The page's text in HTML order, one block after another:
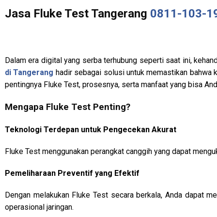
Jasa Fluke Test Tangerang 0811-103-
Dalam era digital yang serba terhubung seperti saat ini,
di Tangerang hadir sebagai solusi untuk memastikan bahwa
pentingnya Fluke Test, prosesnya, serta manfaat yang bisa
Mengapa Fluke Test Penting?
Teknologi Terdepan untuk Pengecekan Akurat
Fluke Test menggunakan perangkat canggih yang dapat
Pemeliharaan Preventif yang Efektif
Dengan melakukan Fluke Test secara berkala, Anda dapat
operasional jaringan.